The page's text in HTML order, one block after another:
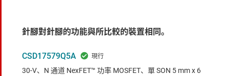
針腳對針腳的功能與所比較的裝置相同。
CSD17579Q5A
30-V、N 通道 NexFET™ 功率 MOSFET、單 SON 5 mm x 6